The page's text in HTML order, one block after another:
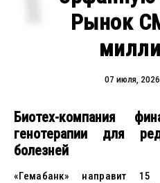
Рынок
07 июля, 2026
Биотех-компания
генотерапии для
болезней
«Гемабанк» направит